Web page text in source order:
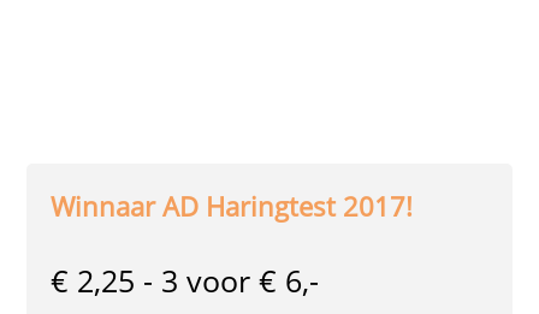
Winnaar AD Haringtest 2017!
€ 2,25 - 3 voor € 6,-